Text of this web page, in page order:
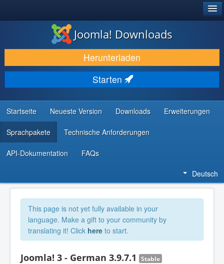
DOWNLOAD & ERWEITERN
ENTDECKEN & LERNEN
COMMUNITY & SUPPORT
RESSOURCEN FÜR ENTWICKLER
Joomla! Downloads
Herunterladen
Starten
Startseite Neueste Version Downloads Erweiterungen
Sprachpakete Technische Anforderungen
API-Dokumentation FAQs
Deutsch
This page is not yet fully available in your
language. Make a gift to your community by
translating it! Click here to start.
Joomla! 3 - German 3.9.7.1 Stable